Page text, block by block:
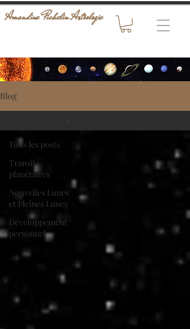
Amandine Pichelin Astrologie
Blog
Tous les posts
Transits
planétaires
Nouvelles Lunes
et Pleines Lunes
Développement
personnel